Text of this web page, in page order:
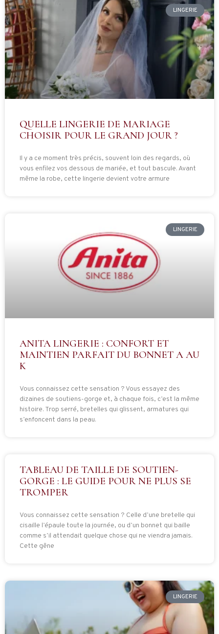
LINGERIE
QUELLE LINGERIE DE MARIAGE
CHOISIR POUR LE GRAND JOUR ?
Il y a ce moment très précis, souvent loin des regards, où
vous enfilez vos dessous de mariée, et tout bascule. Avant
même la robe, cette lingerie devient votre armure
LINGERIE
ANITA LINGERIE : CONFORT ET
MAINTIEN PARFAIT DU BONNET A AU
K
Vous connaissez cette sensation ? Vous essayez des
dizaines de soutiens-gorge et, à chaque fois, c’est la même
histoire. Trop serré, bretelles qui glissent, armatures qui
s’enfoncent dans la peau.
TABLEAU DE TAILLE DE SOUTIEN-
GORGE : LE GUIDE POUR NE PLUS SE
TROMPER
Vous connaissez cette sensation ? Celle d’une bretelle qui
cisaille l’épaule toute la journée, ou d’un bonnet qui baille
comme s’il attendait quelque chose qui ne viendra jamais.
Cette gêne
LINGERIE